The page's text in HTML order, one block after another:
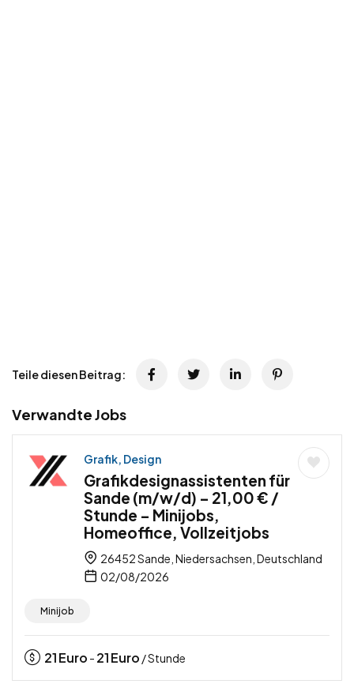
Teile diesen Beitrag:
Verwandte Jobs
Grafik, Design
Grafikdesignassistenten für
Sande (m/w/d) – 21,00 € /
Stunde – Minijobs,
Homeoffice, Vollzeitjobs
26452 Sande, Niedersachsen, Deutschland
02/08/2026
Minijob
21Euro - 21Euro / Stunde